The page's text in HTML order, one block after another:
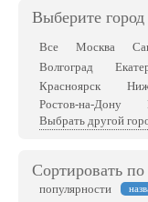
Выберите город
Все Москва
Волгоград
Красноярск
Ростов-на-Дону
Выбрать другой
Сортировать по
популярности